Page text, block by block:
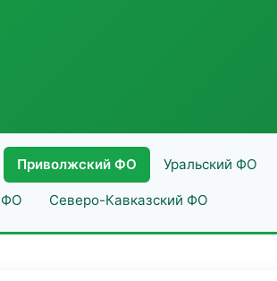
Приволжский ФО Уральский ФО
Северо-Кавказский ФО